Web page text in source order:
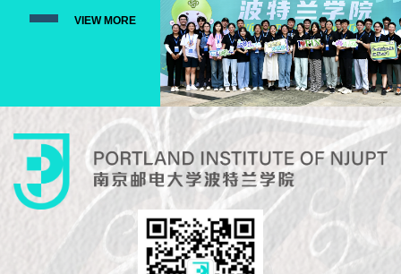
VIEW MORE